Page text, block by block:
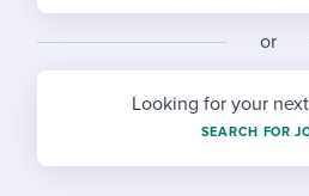
Digitizing
Candidate/
HR terms
Workable
Overallor
Looking for your
SEARCH FOR